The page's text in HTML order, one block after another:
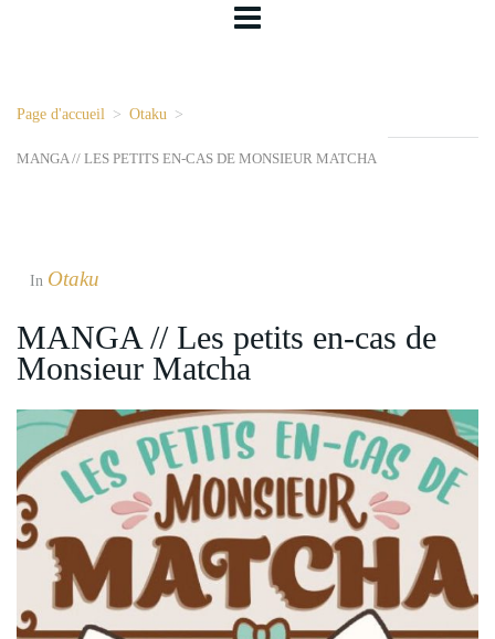
Page d'accueil > Otaku >
MANGA // LES PETITS EN-CAS DE MONSIEUR MATCHA
In Otaku
MANGA // Les petits en-cas de
Monsieur Matcha